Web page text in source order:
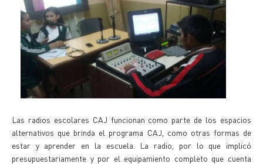
Las radios escolares CAJ funcionan como parte de los espacios
alternativos que brinda el programa CAJ, como otras formas de
estar y aprender en la escuela. La radio, por lo que implicó
presupuestariamente y por el equipamiento completo que cuenta